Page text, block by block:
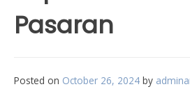
Pasaran
Posted on October 26, 2024 by